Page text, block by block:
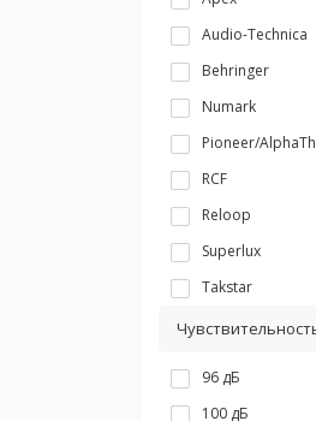
Audio-Technica
Behringer
Numark
Pioneer/
RCF
Reloop
Superlux
Takstar
96 дБ
100 дБ